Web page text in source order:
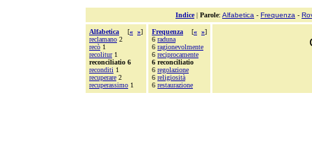
Indice| Parole: Alfabetica - Frequenza -
Alfabetica [« »]
reclamano 2
recò 1
recolitur1
reconciliatio 6
reconditi 1
recuperare 2
recuperassimo 1
Frequenza [« »]
6 raduna
6 ragionevolmente
6 reciprocamente
6 reconciliatio
6 regolazione
6 religiosità
6 restaurazione